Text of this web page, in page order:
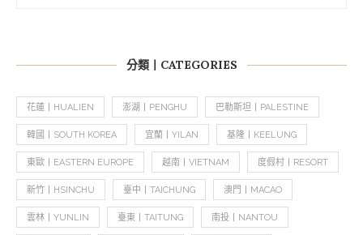
分類丨CATEGORIES
花蓮丨HUALIEN 澎湖丨PENGHU 巴勒斯坦丨PALESTINE
韓國丨SOUTH KOREA 宜蘭丨YILAN 基隆丨KEELUNG
東歐丨EASTERN EUROPE 越南丨VIETNAM 度假村丨RESORT
新竹丨HSINCHU 臺中丨TAICHUNG 澳門丨MACAO
雲林丨YUNLIN 臺東丨TAITUNG 南投丨NANTOU